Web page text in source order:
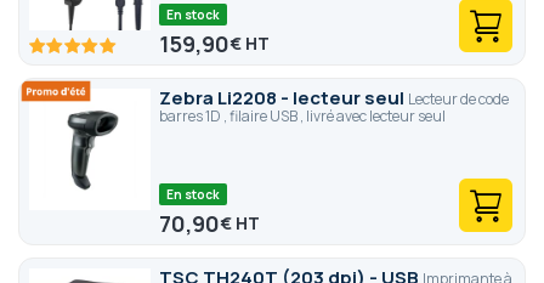
100 100
En stock
159,90€
Zebra Li2208 - lecteur seul Lecteur de code
barres 1D , filaire USB , livré avec lecteur seul
En stock
70,90€
TSC TH240T (203 dpi) - USB Imprimante à